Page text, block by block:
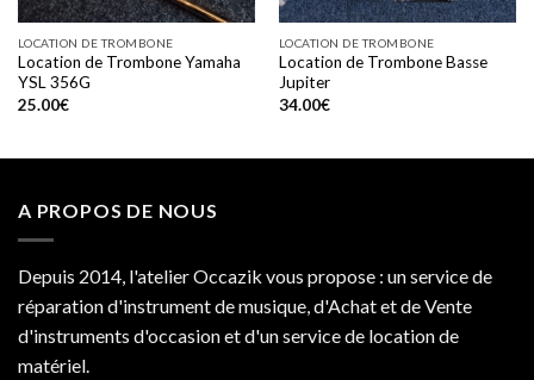
LOCATION DE TROMBONE
Location de Trombone Yamaha
YSL 356G
25.00€
LOCATION DE TROMBONE
Location de Trombone Basse
Jupiter
34.00€
A PROPOS DE NOUS
Depuis 2014, l'atelier Occazik vous propose : un service de
réparation d'instrument de musique, d'Achat et de Vente
d'instruments d'occasion et d'un service de location de
matériel.